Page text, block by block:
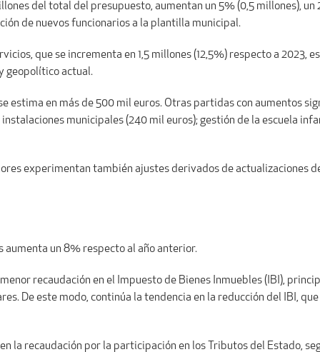
del total del presupuesto, aumentan un 5% (0,5 millones),
de nuevos funcionarios a la plantilla municipal.
que se incrementa en 1,5 millones (12,5%) respecto a 2023,
geopolítico actual.
estima en más de 500 mil euros. Otras partidas con aumentos
municipales (240 mil euros); gestión de la escuela
experimentan también ajustes derivados de actualizaciones
aumenta un 8% respecto al año anterior.
recaudación en el Impuesto de Bienes Inmuebles (IBI),
De este modo, continúa la tendencia en la reducción del IBI, que
la recaudación por la participación en los Tributos del Estado,